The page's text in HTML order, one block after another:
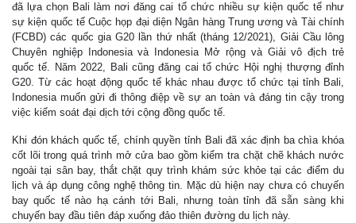
đã lựa chọn Bali làm nơi đăng cai tổ chức nhiều sự kiện quốc tế như
sự kiện quốc tế Cuộc họp đại diện Ngân hàng Trung ương và Tài chính
(FCBD) các quốc gia G20 lần thứ nhất (tháng 12/2021), Giải Cầu lông
Chuyên nghiệp Indonesia và Indonesia Mở rộng và Giải vô địch trẻ
quốc tế. Năm 2022, Bali cũng đăng cai tổ chức Hội nghị thượng đỉnh
G20. Từ các hoạt động quốc tế khác nhau được tổ chức tại tỉnh Bali,
Indonesia muốn gửi đi thông điệp về sự an toàn và đáng tin cậy trong
việc kiểm soát đại dịch tới cộng đồng quốc tế.
Khi đón khách quốc tế, chính quyền tỉnh Bali đã xác định ba chìa khóa
cốt lõi trong quá trình mở cửa bao gồm kiểm tra chặt chẽ khách nước
ngoài tại sân bay, thắt chặt quy trình khám sức khỏe tại các điểm du
lịch và áp dụng công nghệ thông tin. Mặc dù hiện nay chưa có chuyến
bay quốc tế nào hạ cánh tới Bali, nhưng toàn tỉnh đã sẵn sàng khi
chuyến bay đầu tiên đáp xuống đảo thiên đường du lịch này.